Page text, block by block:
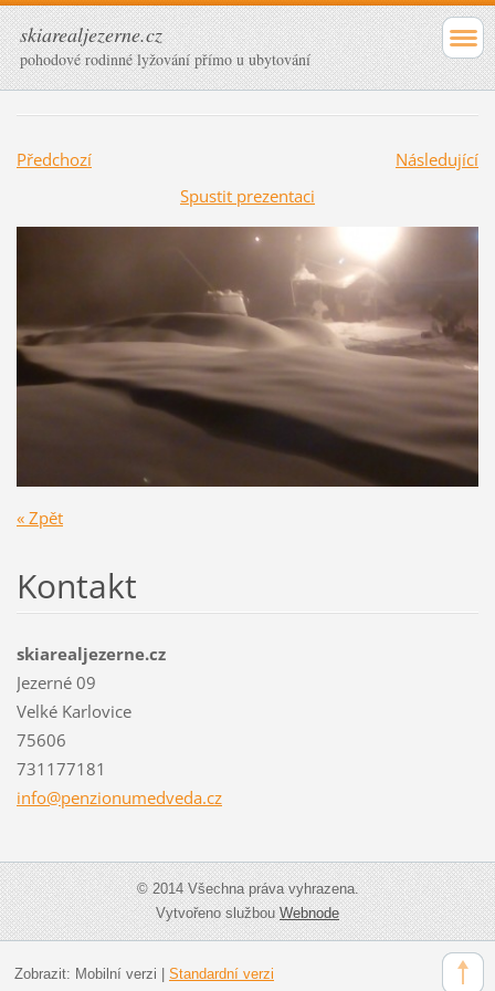
skiarealjezerne.cz
pohodové rodinné lyžování přímo u ubytování
Předchozí
Následující
Spustit prezentaci
« Zpět
Kontakt
skiarealjezerne.cz
Jezerné 09
Velké Karlovice
75606
731177181
info@penzionumedveda.cz
© 2014 Všechna práva vyhrazena.
Vytvořeno službouWebnode
Zobrazit: Mobilní verzi Standardní verzi